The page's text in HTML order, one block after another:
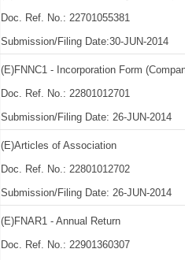
Doc. Ref. No.: 22701055381
Submission/Filing Date:30-JUN-2014
(E)FNNC1 - Incorporation Form
Doc. Ref. No.: 22801012701
Submission/Filing Date: 26-JUN-2014
(E)Articles of Association
Doc. Ref. No.: 22801012702
Submission/Filing Date: 26-JUN-2014
(E)FNAR1 - Annual Return
Doc. Ref. No.: 22901360307